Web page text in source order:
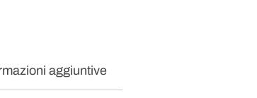
aggiuntive